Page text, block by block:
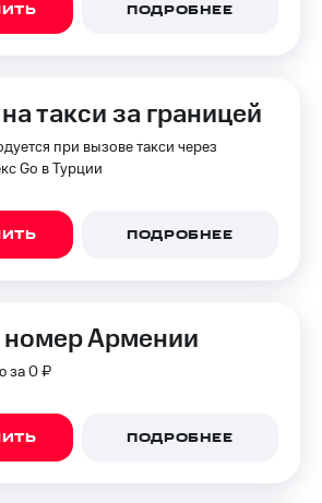
ПОДРОБНЕЕ
такси за границей
при вызове такси через
Go в Турции
ПОДРОБНЕЕ
Армении
за 0 ₽
ПОДРОБНЕЕ